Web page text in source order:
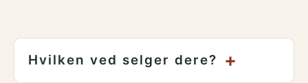
Hvilken ved selger dere? +